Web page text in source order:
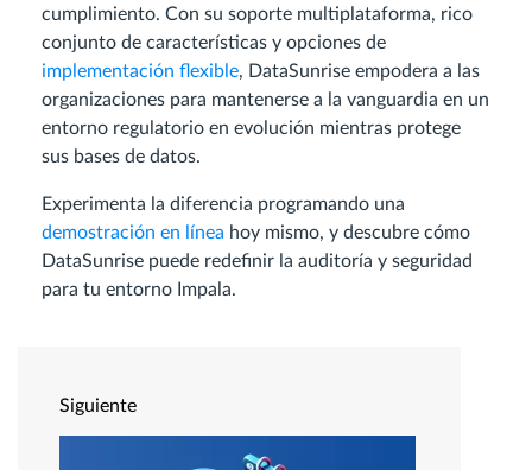
cumplimiento. Con su soporte multiplataforma, rico
conjunto de características y opciones de
implementación flexible, DataSunrise empodera a las
organizaciones para mantenerse a la vanguardia en un
entorno regulatorio en evolución mientras protege
sus bases de datos.
Experimenta la diferencia programando una
demostración en línea hoy mismo, y descubre cómo
DataSunrise puede redefinir la auditoría y seguridad
para tu entorno Impala.
Siguiente